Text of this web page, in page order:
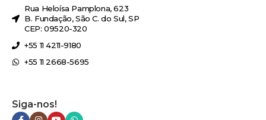
Rua Heloísa Pamplona, 623
B. Fundação, São C. do Sul, SP
CEP: 09520-320
+55 11 4211-9180
+55 11 2668-5695
Siga-nos!